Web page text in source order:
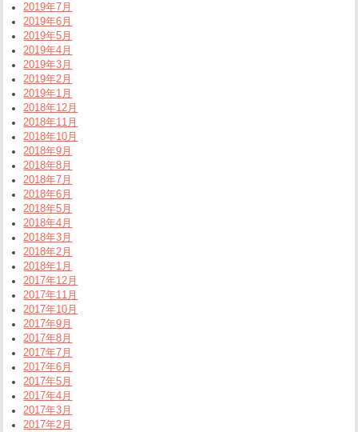
2019年7月
2019年6月
2019年5月
2019年4月
2019年3月
2019年2月
2019年1月
2018年12月
2018年11月
2018年10月
2018年9月
2018年8月
2018年7月
2018年6月
2018年5月
2018年4月
2018年3月
2018年2月
2018年1月
2017年12月
2017年11月
2017年10月
2017年9月
2017年8月
2017年7月
2017年6月
2017年5月
2017年4月
2017年3月
2017年2月